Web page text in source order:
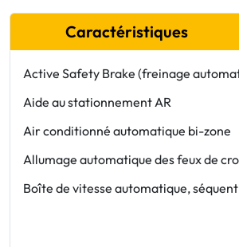
Caractéristiques
Active Safety Brake (freinage
Aide au stationnement AR
Air conditionné automatique bi-zone
Allumage automatique des feux de
Boîte de vitesse automatique,